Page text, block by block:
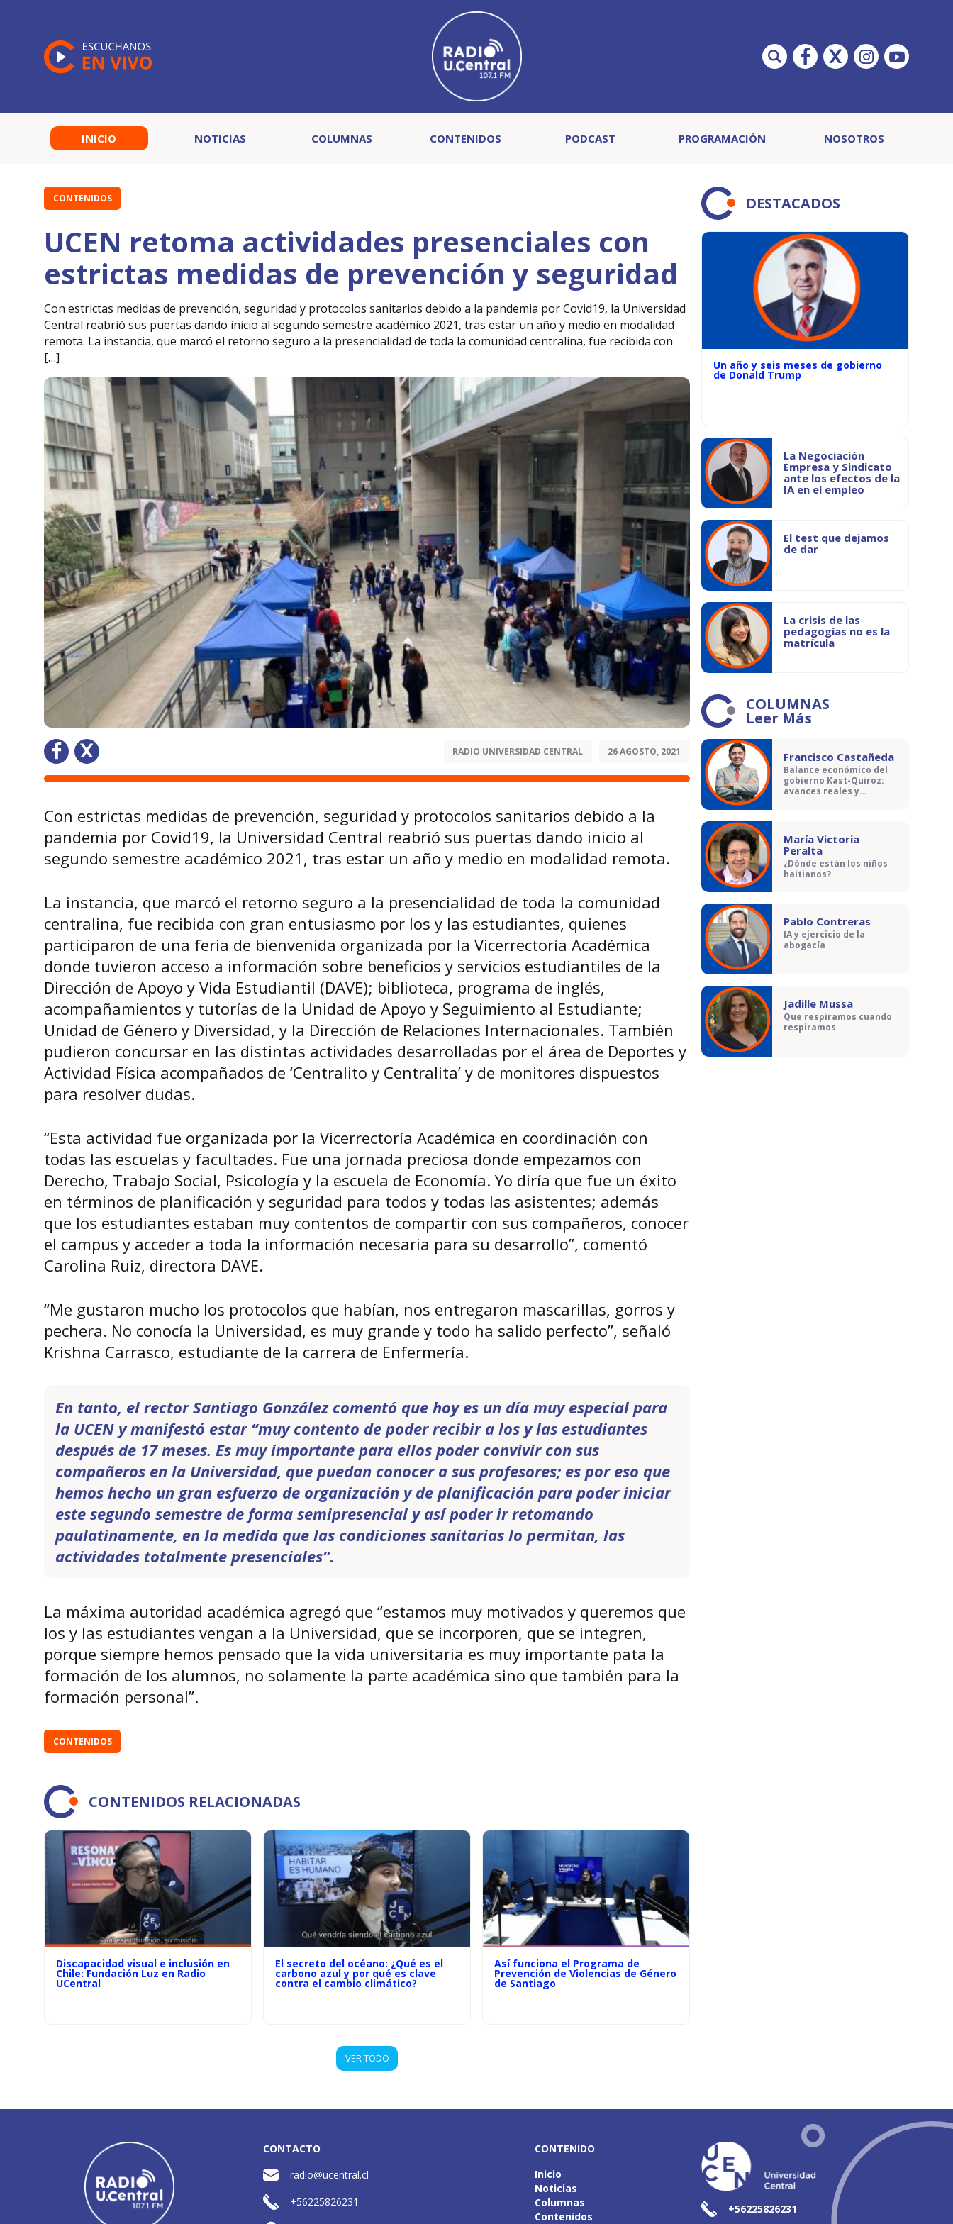
INICIO NOTICIAS COLUMNAS CONTENIDOS PODCAST PROGRAMACIÓN NOSOTROS
CONTENIDOS
UCEN retoma actividades presenciales con
estrictas medidas de prevención y seguridad
Con estrictas medidas de prevención, seguridad y protocolos sanitarios debido a la pandemia por Covid19, la Universidad
Central reabrió sus puertas dando inicio al segundo semestre académico 2021, tras estar un año y medio en modalidad
remota. La instancia, que marcó el retorno seguro a la presencialidad de toda la comunidad centralina, fue recibida con
[…]
RADIO UNIVERSIDAD CENTRAL 26 AGOSTO, 2021
Con estrictas medidas de prevención, seguridad y protocolos sanitarios debido a la
pandemia por Covid19, la Universidad Central reabrió sus puertas dando inicio al
segundo semestre académico 2021, tras estar un año y medio en modalidad remota.
La instancia, que marcó el retorno seguro a la presencialidad de toda la comunidad
centralina, fue recibida con gran entusiasmo por los y las estudiantes, quienes
participaron de una feria de bienvenida organizada por la Vicerrectoría Académica
donde tuvieron acceso a información sobre beneficios y servicios estudiantiles de la
Dirección de Apoyo y Vida Estudiantil (DAVE); biblioteca, programa de inglés,
acompañamientos y tutorías de la Unidad de Apoyo y Seguimiento al Estudiante;
Unidad de Género y Diversidad, y la Dirección de Relaciones Internacionales. También
pudieron concursar en las distintas actividades desarrolladas por el área de Deportes y
Actividad Física acompañados de ‘Centralito y Centralita’ y de monitores dispuestos
para resolver dudas.
“Esta actividad fue organizada por la Vicerrectoría Académica en coordinación con
todas las escuelas y facultades. Fue una jornada preciosa donde empezamos con
Derecho, Trabajo Social, Psicología y la escuela de Economía. Yo diría que fue un éxito
en términos de planificación y seguridad para todos y todas las asistentes; además
que los estudiantes estaban muy contentos de compartir con sus compañeros, conocer
el campus y acceder a toda la información necesaria para su desarrollo”, comentó
Carolina Ruiz, directora DAVE.
“Me gustaron mucho los protocolos que habían, nos entregaron mascarillas, gorros y
pechera. No conocía la Universidad, es muy grande y todo ha salido perfecto”, señaló
Krishna Carrasco, estudiante de la carrera de Enfermería.
En tanto, el rector Santiago González comentó que hoy es un día muy especial para
la UCEN y manifestó estar “muy contento de poder recibir a los y las estudiantes
después de 17 meses. Es muy importante para ellos poder convivir con sus
compañeros en la Universidad, que puedan conocer a sus profesores; es por eso que
hemos hecho un gran esfuerzo de organización y de planificación para poder iniciar
este segundo semestre de forma semipresencial y así poder ir retomando
paulatinamente, en la medida que las condiciones sanitarias lo permitan, las
actividades totalmente presenciales”.
La máxima autoridad académica agregó que “estamos muy motivados y queremos que
los y las estudiantes vengan a la Universidad, que se incorporen, que se integren,
porque siempre hemos pensado que la vida universitaria es muy importante pata la
formación de los alumnos, no solamente la parte académica sino que también para la
formación personal”.
CONTENIDOS
CONTENIDOS RELACIONADAS
Discapacidad visual e inclusión en
Chile: Fundación Luz en Radio
UCentral
El secreto del océano: ¿Qué es el
carbono azul y por qué es clave
contra el cambio climático?
Así funciona el Programa de
Prevención de Violencias de Género
de Santiago
VER TODO
DESTACADOS
Un año y seis meses de gobierno
de Donald Trump
La Negociación
Empresa y Sindicato
ante los efectos de la
IA en el empleo
El test que dejamos
de dar
La crisis de las
pedagogías no es la
matrícula
COLUMNAS
Leer Más
Francisco Castañeda
Balance económico del
gobierno Kast-Quiroz:
avances reales y
María Victoria
Peralta
¿Dónde están los niños
haitianos?
Pablo Contreras
IA y ejercicio de la
abogacía
Jadille Mussa
Que respiramos cuando
respiramos
CONTACTO
radio@ucentral.cl
+56225826231
CONTENIDO
Inicio
Noticias
Columnas
Contenidos
+56225826231